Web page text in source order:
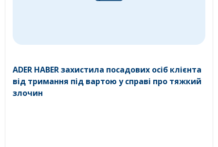
ADER HABER захистила посадових осіб клієнта
від тримання під вартою у справі про тяжкий
злочин